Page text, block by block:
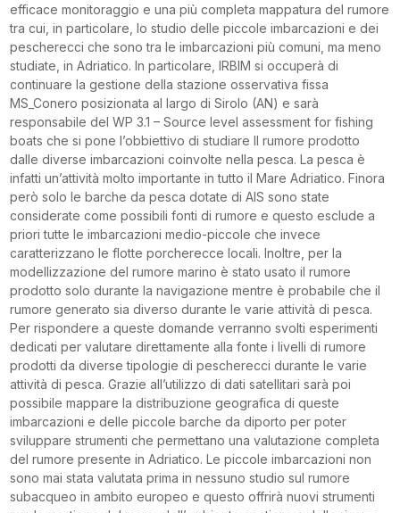
efficace monitoraggio e una più completa mappatura del rumore
tra cui, in particolare, lo studio delle piccole imbarcazioni e dei
pescherecci che sono tra le imbarcazioni più comuni, ma meno
studiate, in Adriatico. In particolare, IRBIM si occuperà di
continuare la gestione della stazione osservativa fissa
MS_Conero posizionata al largo di Sirolo (AN) e sarà
responsabile del WP 3.1 – Source level assessment for fishing
boats che si pone l’obbiettivo di studiare Il rumore prodotto
dalle diverse imbarcazioni coinvolte nella pesca. La pesca è
infatti un’attività molto importante in tutto il Mare Adriatico. Finora
però solo le barche da pesca dotate di AIS sono state
considerate come possibili fonti di rumore e questo esclude a
priori tutte le imbarcazioni medio-piccole che invece
caratterizzano le flotte porcherecce locali. Inoltre, per la
modellizzazione del rumore marino è stato usato il rumore
prodotto solo durante la navigazione mentre è probabile che il
rumore generato sia diverso durante le varie attività di pesca.
Per rispondere a queste domande verranno svolti esperimenti
dedicati per valutare direttamente alla fonte i livelli di rumore
prodotti da diverse tipologie di pescherecci durante le varie
attività di pesca. Grazie all’utilizzo di dati satellitari sarà poi
possibile mappare la distribuzione geografica di queste
imbarcazioni e delle piccole barche da diporto per poter
sviluppare strumenti che permettano una valutazione completa
del rumore presente in Adriatico. Le piccole imbarcazioni non
sono mai stata valutata prima in nessuno studio sul rumore
subacqueo in ambito europeo e questo offrirà nuovi strumenti